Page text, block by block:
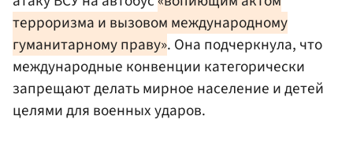
терроризма и вызовом международному
гуманитарному праву». Она подчеркнула, что
международные конвенции категорически
запрещают делать мирное население и детей
целями для военных ударов.